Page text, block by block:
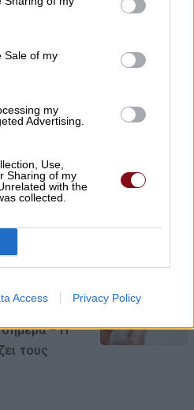
Sale of my
my
Advertising.
Use,
Sharing of my
with the
collected.
Access Privacy Policy
που
όλοι οι
κάνει
στο
για μικρούς
περισσότερα
σήμερα – Η
τους